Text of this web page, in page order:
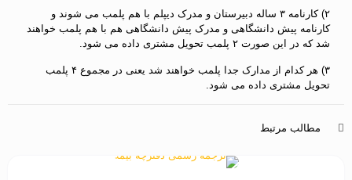
۲) کارنامه ۳ ساله دبیرستان و مدرک دیپلم با هم پلمب می شوند و
کارنامه پیش دانشگاهی و مدرک پیش دانشگاهی هم با هم پلمب خواهند
شد که در این صورت ۲ پلمب تحویل مشتری داده می شود.
۳) هر کدام از مدارک جدا پلمب خواهند شد یعنی در مجموع ۴ پلمب
تحویل مشتری داده می شود.
مطالب مرتبط